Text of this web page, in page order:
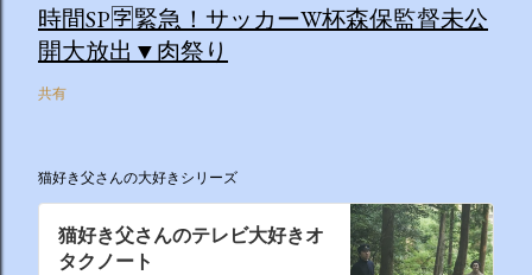
時間SP🈑緊急！サッカーW杯森保監督未公
開大放出▼肉祭り
共有
猫好き父さんの大好きシリーズ
猫好き父さんのテレビ大好きオ
タクノート